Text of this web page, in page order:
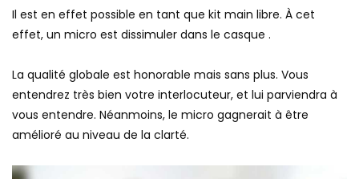
Il est en effet possible en tant que kit main libre. À cet
effet, un micro est dissimuler dans le casque .
La qualité globale est honorable mais sans plus. Vous
entendrez très bien votre interlocuteur, et lui parviendra à
vous entendre. Néanmoins, le micro gagnerait à être
amélioré au niveau de la clarté.